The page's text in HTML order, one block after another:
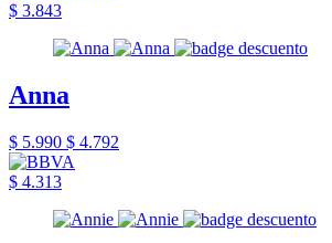
$ 3.843
Anna
$ 5.990 $ 4.792
$ 4.313